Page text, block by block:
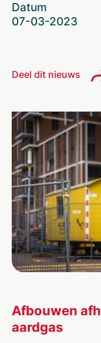
Datum
07-03-2023
Deel dit nieuws
Afbouwen
aardgas